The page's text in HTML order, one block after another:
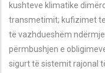
kushteve klimatike
transmetimit; kufizimet
të vazhdueshëm
përmbushjen e
sigurt të sistemit rajonal